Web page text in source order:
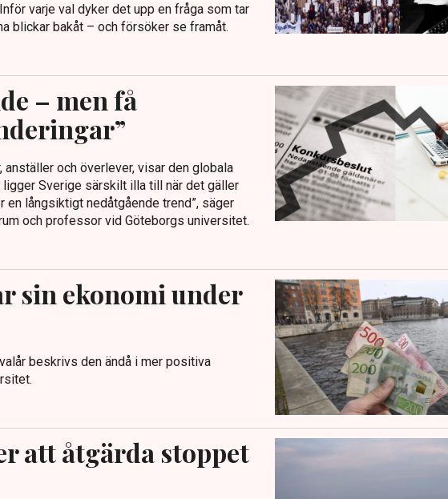
varje val dyker det upp en fråga som tar
blickar bakåt – och försöker se framåt.
– men få
och överlever, visar den globala
Sverige särskilt illa till när det gäller
en långsiktigt nedåtgående trend”, säger
och professor vid Göteborgs universitet.
sin ekonomi under
beskrivs den ändå i mer positiva
att åtgärda stoppet